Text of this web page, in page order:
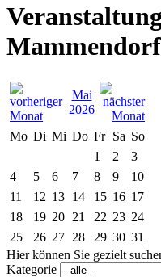
Mammendorf
Mai
2026
Mo Di Mi Do Fr Sa So
1
2
3
4
5 6 7 8 9
10
11
12 13 14 15 16 17
18
19 20 21 22 23 24
25
26 27 28 29 30 31
Hier können Sie gezielt
Kategorie